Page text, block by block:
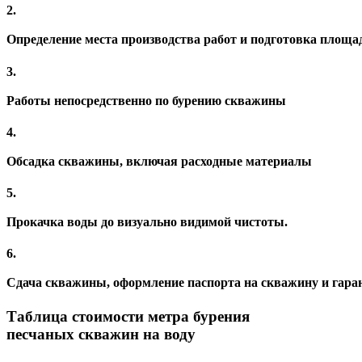
2.
Определение места производства работ и подготовка
3.
Работы непосредственно по бурению скважины
4.
Обсадка скважины, включая расходные материалы
5.
Прокачка воды до визуально видимой чистоты.
6.
Сдача скважины, оформление паспорта на скважину и
Таблица стоимости метра бурения
песчаных скважин на воду